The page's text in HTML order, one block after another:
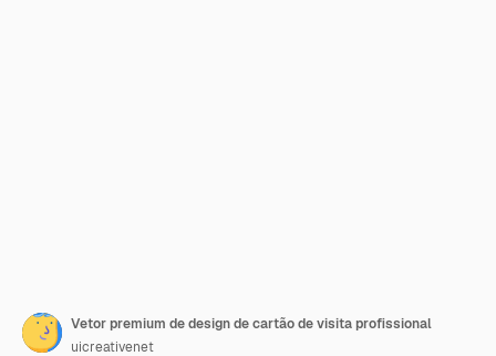
Vetor premium de design de cartão de visita profissional
uicreativenet